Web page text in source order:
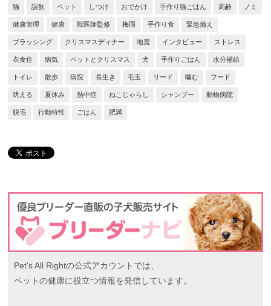
猫 誤飲 ペット しつけ おでかけ 手作り猫ごはん 高齢 ノミ
健康管理 健康 獣医師監修 梅雨 手作り食 緊急備え
ブラッシング クリスマスディナー 地震 インタビュー ストレス
衣食住 病気 ペットとクリスマス 犬 手作りごはん 水分補給
トイレ 散歩 病院 長生き 毛玉 リード 噛む フード
吠える 夏休み 熱中症 ねこじゃらし シャンプー 動物病院
脱毛 行動特性 ごはん 肥満
Pet's All Rightの公式アカウントでは、
ペットの健康に役立つ情報を発信しています。